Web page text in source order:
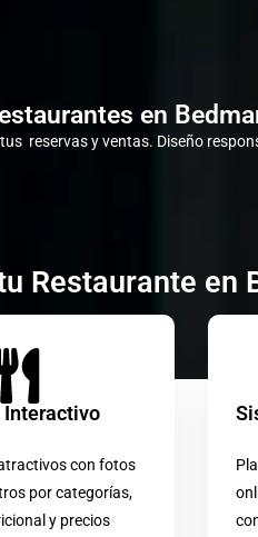
en
reservas y ventas. Diseño
Restaurante en
con fotos
por categorías,
y precios